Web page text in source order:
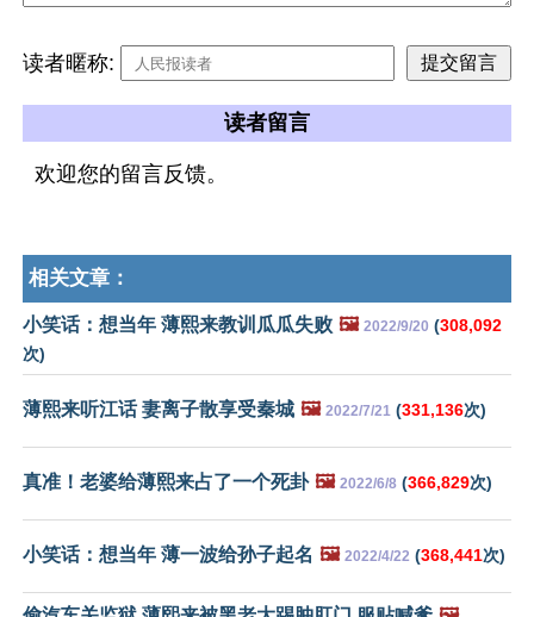
读者暱称:
读者留言
欢迎您的留言反馈。
相关文章：
小笑话：想当年 薄熙来教训瓜瓜失败 🖼️ 2022/9/20 (308,092
次)
薄熙来听江话 妻离子散享受秦城 🖼️ 2022/7/21 (331,136次)
真准！老婆给薄熙来占了一个死卦 🖼️ 2022/6/8 (366,829次)
小笑话：想当年 薄一波给孙子起名 🖼️ 2022/4/22 (368,441次)